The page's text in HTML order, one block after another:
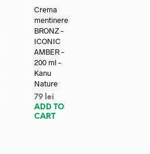
Crema
mentinere
BRONZ –
ICONIC
AMBER –
200 ml –
Kanu
Nature
79 lei
ADD TO
CART